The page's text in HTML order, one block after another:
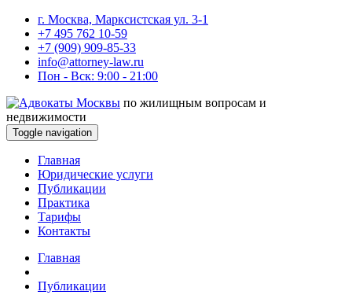
г. Москва, Марксистская ул. 3-1
+7 495 762 10-59
+7 (909) 909-85-33
info@attorney-law.ru
Пон - Вск: 9:00 - 21:00
по жилищным вопросам и
недвижимости
Toggle navigation
Главная
Юридические услуги
Публикации
Практика
Тарифы
Контакты
Главная
Публикации